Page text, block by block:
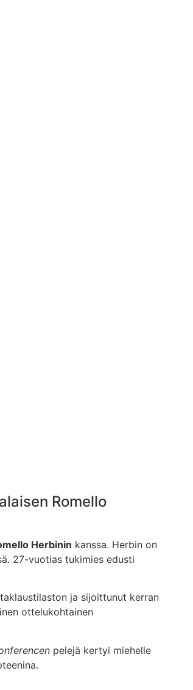
Romello
Herbinin kanssa. Herbin on
27-vuotias tukimies edusti
ja sijoittunut kerran
ottelukohtainen
pelejä kertyi miehelle